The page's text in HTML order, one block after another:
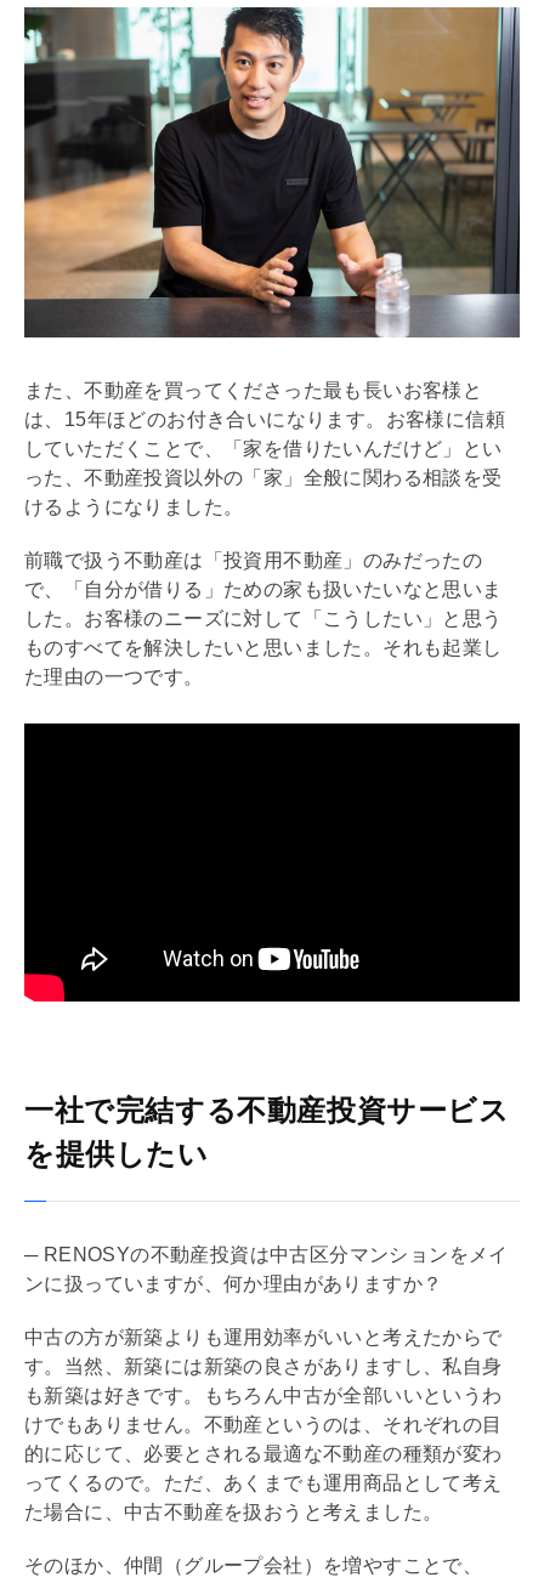
また、不動産を買ってくださった最も長いお客様と
は、15年ほどのお付き合いになります。お客様に信頼
していただくことで、「家を借りたいんだけど」とい
った、不動産投資以外の「家」全般に関わる相談を受
けるようになりました。
前職で扱う不動産は「投資用不動産」のみだったの
で、「自分が借りる」ための家も扱いたいなと思いま
した。お客様のニーズに対して「こうしたい」と思う
ものすべてを解決したいと思いました。それも起業し
た理由の一つです。
一社で完結する不動産投資サービス
を提供したい
─ RENOSYの不動産投資は中古区分マンションをメイ
ンに扱っていますが、何か理由がありますか？
中古の方が新築よりも運用効率がいいと考えたからで
す。当然、新築には新築の良さがありますし、私自身
も新築は好きです。もちろん中古が全部いいというわ
けでもありません。不動産というのは、それぞれの目
的に応じて、必要とされる最適な不動産の種類が変わ
ってくるので。ただ、あくまでも運用商品として考え
た場合に、中古不動産を扱おうと考えました。
そのほか、仲間（グループ会社）を増やすことで、